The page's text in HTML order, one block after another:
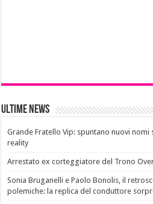
Ultime News
Grande Fratello Vip: spuntano nuovi nomi
reality
Arrestato ex corteggiatore del Trono
Sonia Bruganelli e Paolo Bonolis, il
polemiche: la replica del conduttore